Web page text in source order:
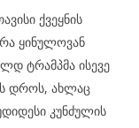
ქვეყნის
ყინულოვან
ტრამპმა ისევე
დროს, ახლაც
კუნძულის